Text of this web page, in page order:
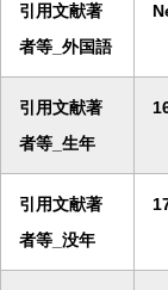
引用文献著
者等_外国語
引用文献著
者等_生年
引用文献著
者等_没年